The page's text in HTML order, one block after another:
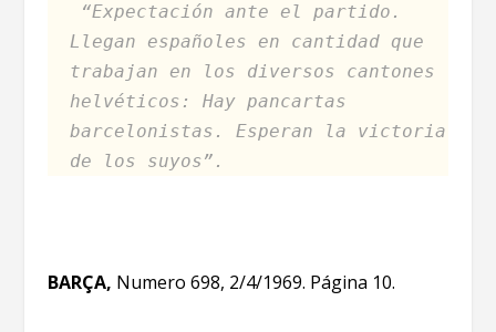
“Expectación ante el partido.
Llegan españoles en cantidad que
trabajan en los diversos cantones
helvéticos: Hay pancartas
barcelonistas. Esperan la victoria
de los suyos”.
BARÇA, Numero 698, 2/4/1969. Página 10.